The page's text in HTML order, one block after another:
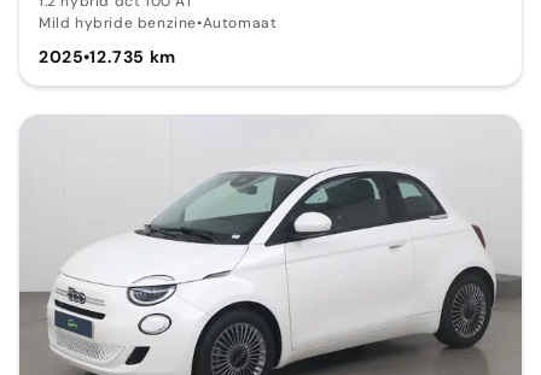
Mild hybride benzine•Automaat
2025•12.735 km